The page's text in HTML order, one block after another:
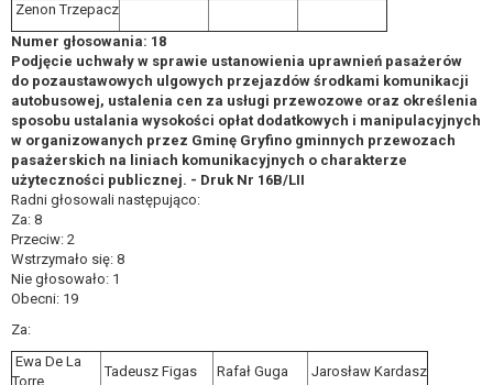
Zenon Trzepacz
Numer głosowania: 18
Podjęcie uchwały w sprawie ustanowienia uprawnień pasażerów
do pozaustawowych ulgowych przejazdów środkami komunikacji
autobusowej, ustalenia cen za usługi przewozowe oraz określenia
sposobu ustalania wysokości opłat dodatkowych i manipulacyjnych
w organizowanych przez Gminę Gryfino gminnych przewozach
pasażerskich na liniach komunikacyjnych o charakterze
użyteczności publicznej. - Druk Nr 16B/LII
Radni głosowali następująco:
Za: 8
Przeciw: 2
Wstrzymało się: 8
Nie głosowało: 1
Obecni: 19
Za:
Ewa De La
Torre
Tadeusz Figas Rafał Guga Jarosław Kardasz